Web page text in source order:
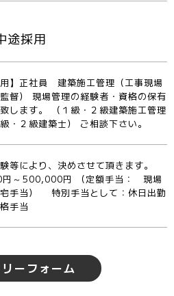
途採用
用】正社員 建築施工管理（工事現場
督） 現場管理の経験者・資格の保有
します。 （１級・２級建築施工管理
・２級建築士） ご相談下さい。
等により、決めさせて頂きます。
～500,000円 （定額手当： 現場
手当） 特別手当として：休日出勤
手当
ーフォーム